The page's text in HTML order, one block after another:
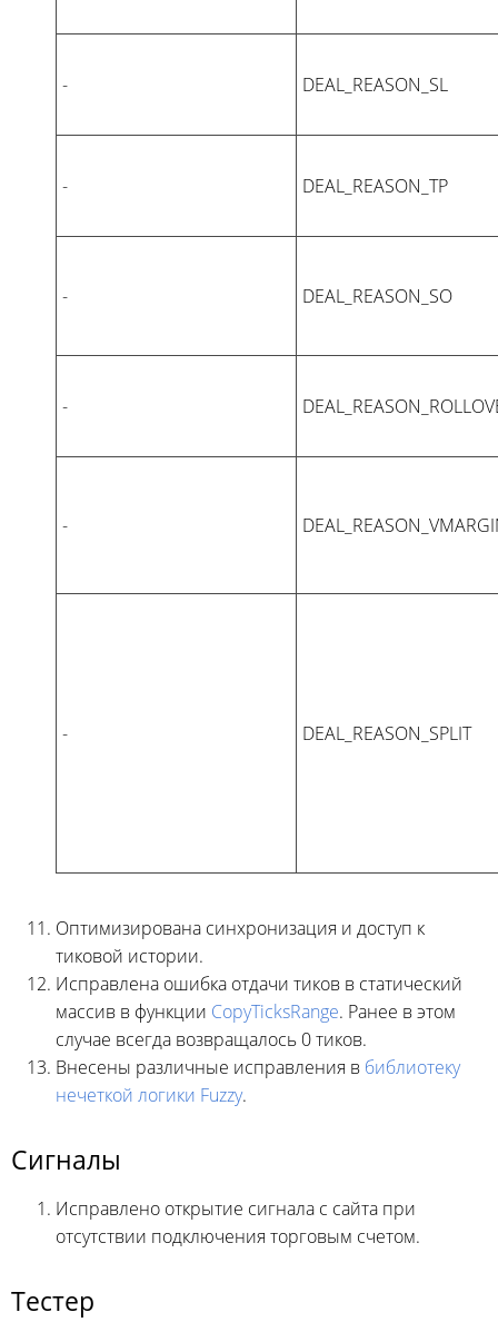
- DEAL_REASON_SL
- DEAL_REASON_TP
- DEAL_REASON_SO
-
-
- DEAL_REASON_SPLIT
Оптимизирована синхронизация и доступ к
тиковой истории.
Исправлена ошибка отдачи тиков в статический
массив в функции CopyTicksRange. Ранее в этом
случае всегда возвращалось 0 тиков.
Внесены различные исправления в библиотеку
нечеткой логики Fuzzy.
Сигналы
Исправлено открытие сигнала с сайта при
отсутствии подключения торговым счетом.
Тестер